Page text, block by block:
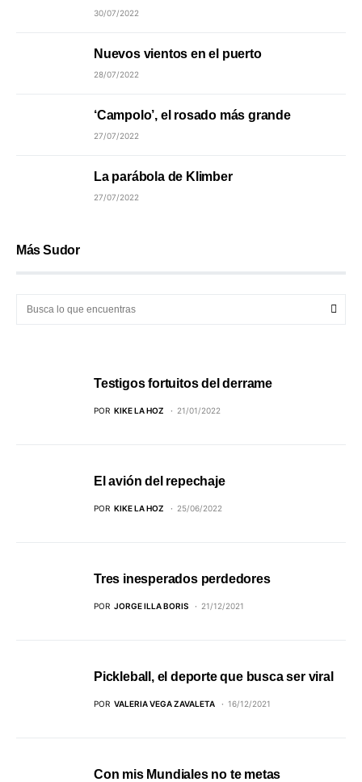
30/07/2022
Nuevos vientos en el puerto
28/07/2022
‘Campolo’, el rosado más grande
27/07/2022
La parábola de Klimber
27/07/2022
Más Sudor
Testigos fortuitos del derrame
POR KIKE LA HOZ 21/01/2022
El avión del repechaje
POR KIKE LA HOZ 25/06/2022
Tres inesperados perdedores
POR JORGE ILLA BORIS 21/12/2021
Pickleball, el deporte que busca ser viral
POR VALERIA VEGA ZAVALETA 16/12/2021
Con mis Mundiales no te metas